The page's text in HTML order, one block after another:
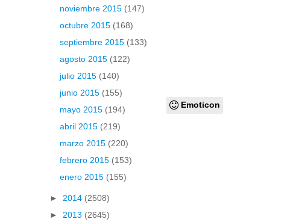
Emoticon
noviembre 2015 (147)
octubre 2015 (168)
septiembre 2015 (133)
agosto 2015 (122)
julio 2015 (140)
junio 2015 (155)
mayo 2015 (194)
abril 2015 (219)
marzo 2015 (220)
febrero 2015 (153)
enero 2015 (155)
► 2014 (2508)
► 2013 (2645)